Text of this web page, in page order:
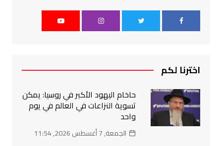
اخترنا لكم
حاخام اليهود الأكبر في روسيا: يمكن
تسوية النزاعات في العالم في يوم
واحد
الجمعة, 7 أغسطس 2026, 11:54